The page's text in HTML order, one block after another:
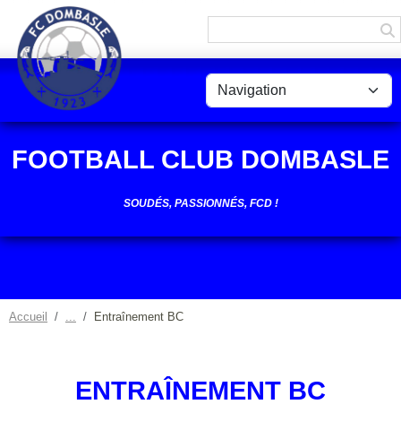
FOOTBALL CLUB DOMBASLE
SOUDÉS, PASSIONNÉS, FCD !
Accueil Entraînement BC
ENTRAÎNEMENT BC
Panneau de gestion des cookies